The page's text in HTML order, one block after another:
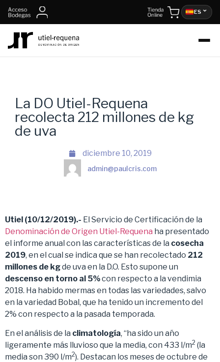
ES
La DO Utiel-Requena
recolecta 212 millones de kg
de uva
diciembre 10, 2019
admin@paulcris.com
Utiel (10/12/2019).- El Servicio de Certificación de la
Denominación de Origen Utiel-Requena ha presentado
el informe anual con las características de la cosecha
2019, en el cual se indica que se han recolectado 212
millones de kgde uva en la D.O. Esto supone un
descenso en torno al 5%con respecto a la vendimia
2018. Ha habido mermas en todas las variedades, salvo
en la variedad Bobal, que ha tenido un incremento del
2% con respecto a la pasada temporada.
En el análisis de la climatología, “ha sido un año
ligeramente más lluvioso que la media, con 433 l/m2 (la
media son 390 l/m2). Destacan los meses de octubre de